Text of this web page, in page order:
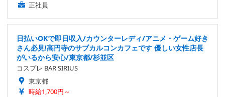
正社員
日払いOKで即日収入/カウンターレディ/アニメ・ゲーム好き
さん必見!高円寺のサブカルコンカフェです 優しい女性店長
がいるから安心/東京都/杉並区
コスプレ BAR SIRIUS
東京都
時給1,700円～